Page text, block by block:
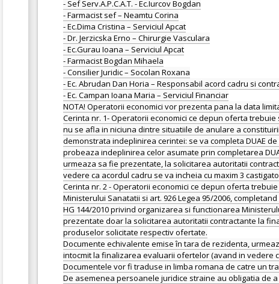
- Sef Serv.A.P.C.A.T. - Ec.Iurcov Bogdan
- Farmacist sef – Neamtu Corina
- Ec.Dima Cristina – Serviciul Apcat
- Dr. Jerzicska Erno – Chirurgie Vasculara
- Ec.Gurau Ioana – Serviciul Apcat
- Farmacist Bogdan Mihaela
- Consilier Juridic – Socolan Roxana
- Ec. Abrudan Dan Horia – Responsabil acord cadru si
- Ec. Campan Ioana Maria – Serviciul Financiar
NOTA! Operatorii economici vor prezenta pana la data
Cerinta nr. 1- Operatorii economici ce depun oferta
nu se afla in niciuna dintre situatiile de anulare a
demonstrata indeplinirea cerintei: se va completa DUAE
probeaza indeplinirea celor asumate prin completarea
urmeaza sa fie prezentate, la solicitarea autoritatii
vedere ca acordul cadru se va incheia cu maxim 3
Cerinta nr. 2 - Operatorii economici ce depun oferta
Ministerului Sanatatii si art. 926 Legea 95/2006,
HG 144/2010 privind organizarea si functionarea
prezentate doar la solicitarea autoritatii contractante la
produselor solicitate respectiv ofertate.
Documente echivalente emise în tara de rezidenta,
intocmit la finalizarea evaluarii ofertelor (avand in vedere
Documentele vor fi traduse in limba romana de catre un
De asemenea persoanele juridice straine au obligatia de